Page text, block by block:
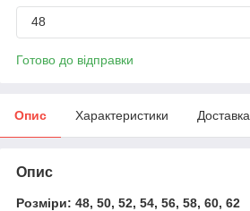
48
Готово до відправки
Опис Характеристики Доставка
Опис
Розміри: 48, 50, 52, 54, 56, 58, 60, 62